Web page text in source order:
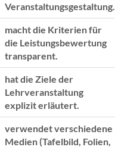
Veranstaltungsgestaltung.
macht die Kriterien für
die Leistungsbewertung
transparent.
hat die Ziele der
Lehrveranstaltung
explizit erläutert.
verwendet verschiedene
Medien (Tafelbild, Folien,